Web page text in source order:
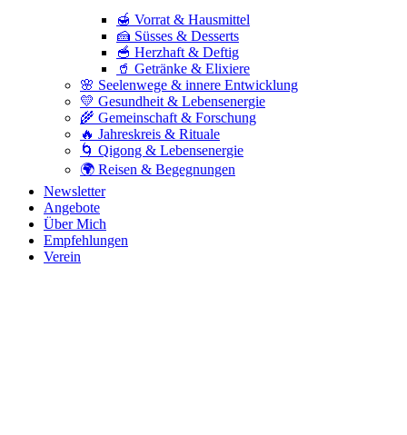
🍯 Vorrat & Hausmittel
🍰 Süsses & Desserts
🥣 Herzhaft & Deftig
🥤 Getränke & Elixiere
🌸 Seelenwege & innere Entwicklung
💛 Gesundheit & Lebensenergie
🌾 Gemeinschaft & Forschung
🔥 Jahreskreis & Rituale
🌀 Qigong & Lebensenergie
🌍 Reisen & Begegnungen
Newsletter
Angebote
Über Mich
Empfehlungen
Verein